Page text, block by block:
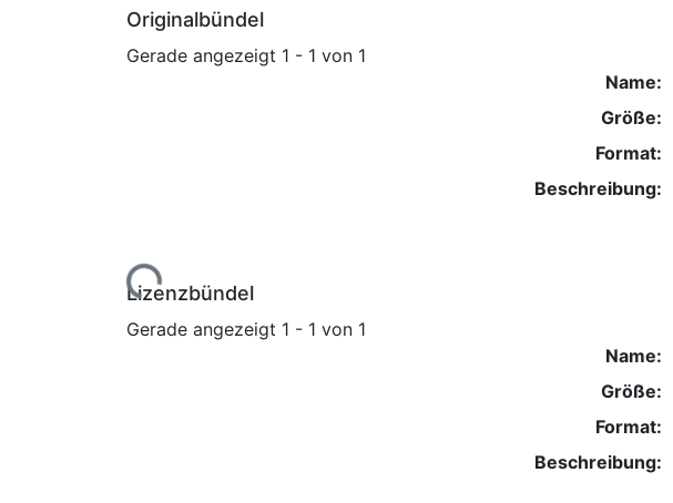
Originalbündel
Gerade angezeigt 1 - 1 von 1
Lade...
Name:
Größe:
Format:
Beschreibung:
Lizenzbündel
Gerade angezeigt 1 - 1 von 1
Name:
Größe:
Format:
Beschreibung: